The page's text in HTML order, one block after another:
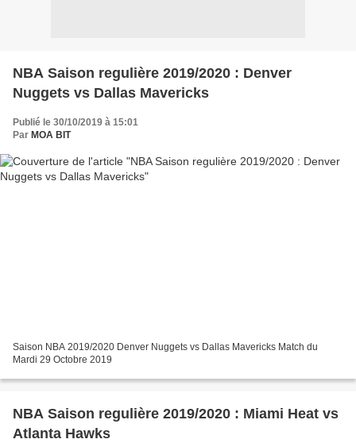
NBA Saison regulière 2019/2020 : Denver
Nuggets vs Dallas Mavericks
Publié le 30/10/2019 à 15:01
Par MOA BIT
Saison NBA 2019/2020 Denver Nuggets vs Dallas Mavericks Match du
Mardi 29 Octobre 2019
NBA Saison regulière 2019/2020 : Miami Heat vs
Atlanta Hawks